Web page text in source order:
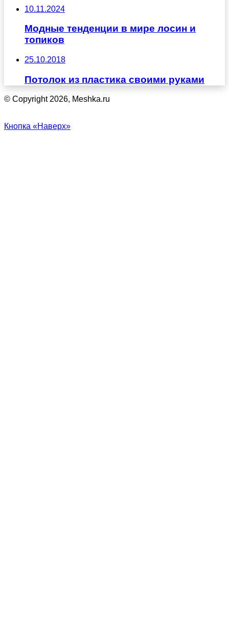
10.11.2024
Модные тенденции в мире лосин и
топиков
25.10.2018
Потолок из пластика своими руками
© Copyright 2026, Meshka.ru
Кнопка «Наверх»